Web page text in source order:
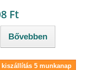
Ft
Bővebben
kiszállítás 5 munkanap